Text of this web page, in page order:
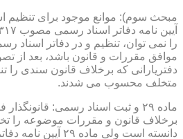
را نمی توان، تنظیم و در دفاتر اسناد
موافق مقررات و قانون باشد، بعد از
دفتریارانی که برخلاف قانون سندی را
متخلف محسوب می شدند.
ماده ۲۹ و ثبت اسناد رسمی:
برخلاف قانون و مقررات موضوعه را
دانسته است ولی